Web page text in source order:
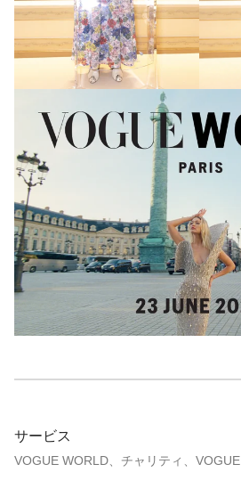
サービス
VOGUE WORLD、チャリティ、VOGUE